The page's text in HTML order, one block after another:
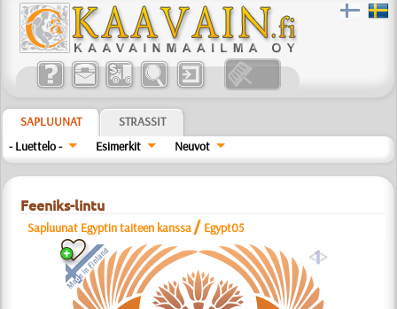
SAPLUUNAT
STRASSIT
- Luettelo -
Esimerkit Neuvot
Feeniks-lintu
Sapluunat Egyptin taiteen kanssa / Egypt05
a